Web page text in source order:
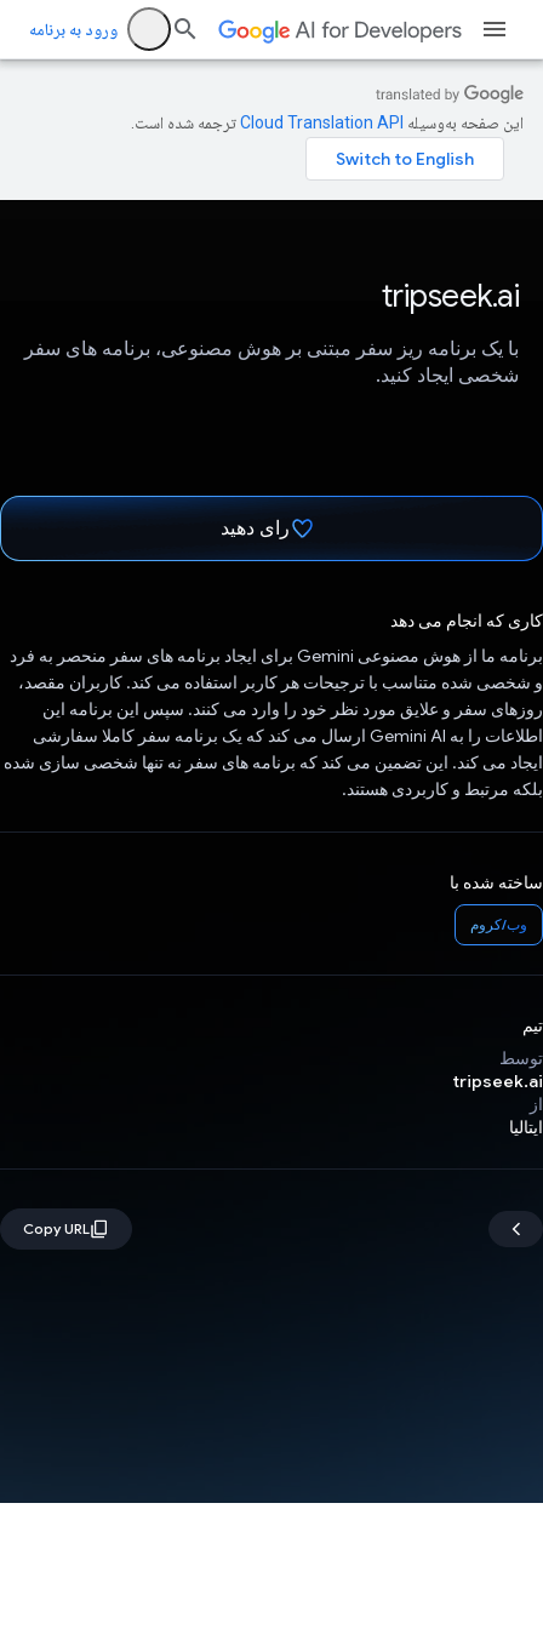
ورود به برنامه
این صفحه به‌وسیله ترجمه شده است.
tripseek.ai
با یک برنامه ریز سفر مبتنی بر هوش مصنوعی، برنامه های سفر
شخصی ایجاد کنید.
رای دهید
کاری که انجام می دهد
برنامه ما از هوش مصنوعی Gemini برای ایجاد برنامه های سفر منحصر به فرد
و شخصی شده متناسب با ترجیحات هر کاربر استفاده می کند. کاربران مقصد،
روزهای سفر و علایق مورد نظر خود را وارد می کنند. سپس این برنامه این
اطلاعات را به Gemini AI ارسال می کند که یک برنامه سفر کاملا سفارشی
ایجاد می کند. این تضمین می کند که برنامه های سفر نه تنها شخصی سازی شده
بلکه مرتبط و کاربردی هستند.
ساخته شده با
وب/کروم
تیم
توسط
tripseek.ai
از
ایتالیا